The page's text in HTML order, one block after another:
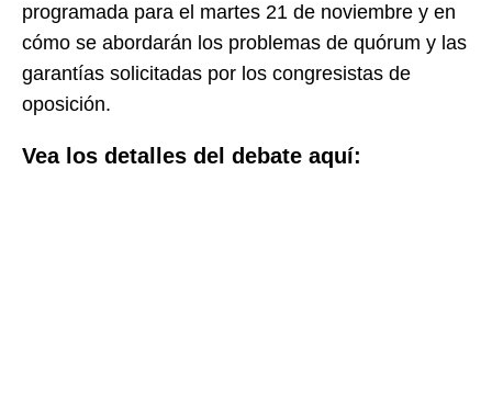
programada para el martes 21 de noviembre y en
cómo se abordarán los problemas de quórum y las
garantías solicitadas por los congresistas de
oposición.
Vea los detalles del debate aquí: